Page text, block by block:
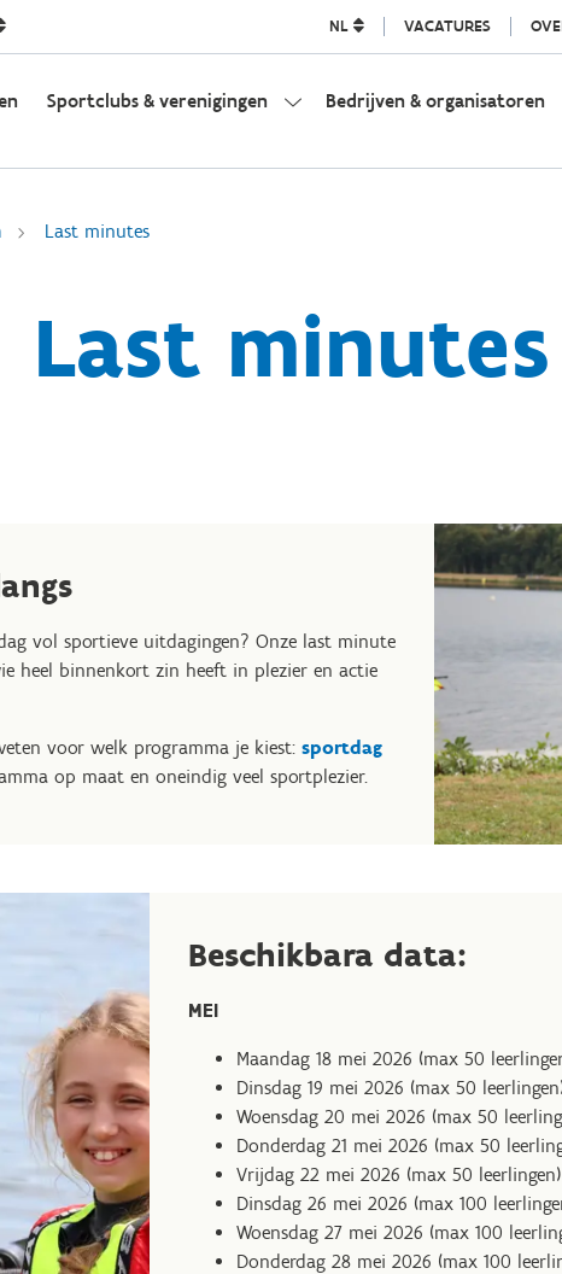
NL VACATURES
Sportclubs & verenigingen Bedrijven & organisatoren
Last minutes
Last minutes
vol sportieve uitdagingen? Onze last minute
heel binnenkort zin heeft in plezier en actie
voor welk programma je kiest: sportdag
op maat en oneindig veel sportplezier.
Beschikbara data:
MEI
Maandag 18 mei 2026 (max 50
Dinsdag 19 mei 2026 (max 50
Woensdag 20 mei 2026 (max 50
Donderdag 21 mei 2026 (max 50
Vrijdag 22 mei 2026 (max 50 leerlingen)
Dinsdag 26 mei 2026 (max 100
Woensdag 27 mei 2026 (max 100
Donderdag 28 mei 2026 (max 100